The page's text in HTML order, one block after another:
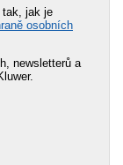
tak, jak je
osobních
newsletterů a